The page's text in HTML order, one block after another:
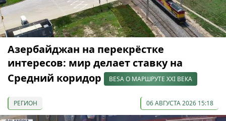
Азербайджан на перекрёстке
интересов: мир делает ставку на
Средний коридор
BESA О МАРШРУТЕ XXI ВЕКА
РЕГИОН 06 АВГУСТА 2026 15:18